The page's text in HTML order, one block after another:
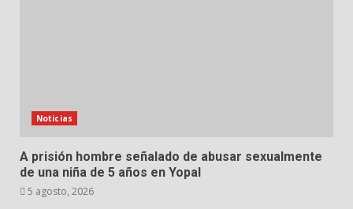
Noticias
A prisión hombre señalado de abusar sexualmente
de una niña de 5 años en Yopal
5 agosto, 2026